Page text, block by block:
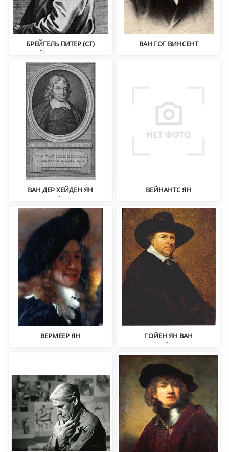
БРЕЙГЕЛЬ ПИТЕР (СТ)
Пейзаж, жанровая
живопись
ВАН ГОГ ВИНСЕНТ
ВАН ДЕР ХЕЙДЕН ЯН
Пейзаж
ВЕЙНАНТС ЯН
барокко
ВЕРМЕЕР ЯН
ГОЙЕН ЯН ВАН
Пейзаж